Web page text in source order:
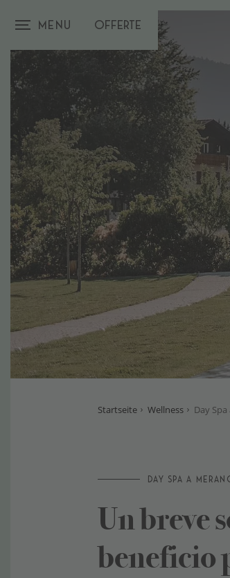
Menu Offerte
Startseite Wellness Day
DAY SPA A
Un breve
beneficio